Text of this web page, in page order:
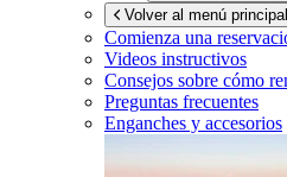
Volver al menú principal
Comienza una
Videos instructivos
Consejos sobre cómo
Preguntas frecuentes
Enganches y accesorios